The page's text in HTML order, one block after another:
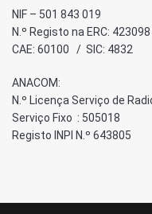
NIF – 501 843 019
N.º Registo na ERC: 423098
CAE: 60100 / SIC: 4832
ANACOM:
N.º Licença Serviço de
Serviço Fixo : 505018
Registo INPI N.º 643805